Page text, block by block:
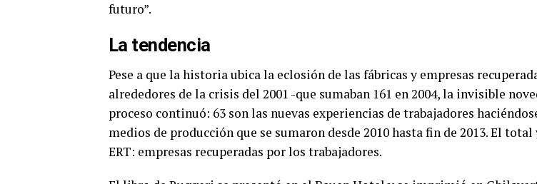
futuro”.
La tendencia
Pese a que la historia ubica la eclosión de las fábricas y empresas
alrededores de la crisis del 2001 -que sumaban 161 en 2004, la invisible
proceso continuó: 63 son las nuevas experiencias de trabajadores
medios de producción que se sumaron desde 2010 hasta fin de 2013. El
ERT: empresas recuperadas por los trabajadores.